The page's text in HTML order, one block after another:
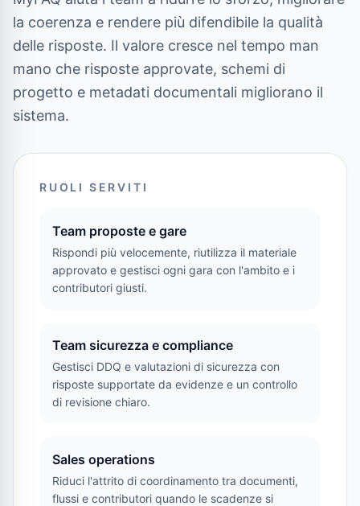
la coerenza e rendere più difendibile la qualità
delle risposte. Il valore cresce nel tempo man
mano che risposte approvate, schemi di
progetto e metadati documentali migliorano il
sistema.
RUOLI SERVITI
Team proposte e gare
Rispondi più velocemente, riutilizza il materiale
approvato e gestisci ogni gara con l'ambito e i
contributori giusti.
Team sicurezza e compliance
Gestisci DDQ e valutazioni di sicurezza con
risposte supportate da evidenze e un controllo
di revisione chiaro.
Sales operations
Riduci l'attrito di coordinamento tra documenti,
flussi e contributori quando le scadenze si